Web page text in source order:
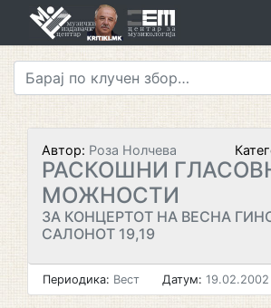
Автор: Роза Нолчева
РАСКОШНИ
МОЖНОСТИ
ЗА КОНЦЕРТОТ НА ВЕСНА
САЛОНОТ 19,19
Периодика: Вест Датум: 19.02.2002